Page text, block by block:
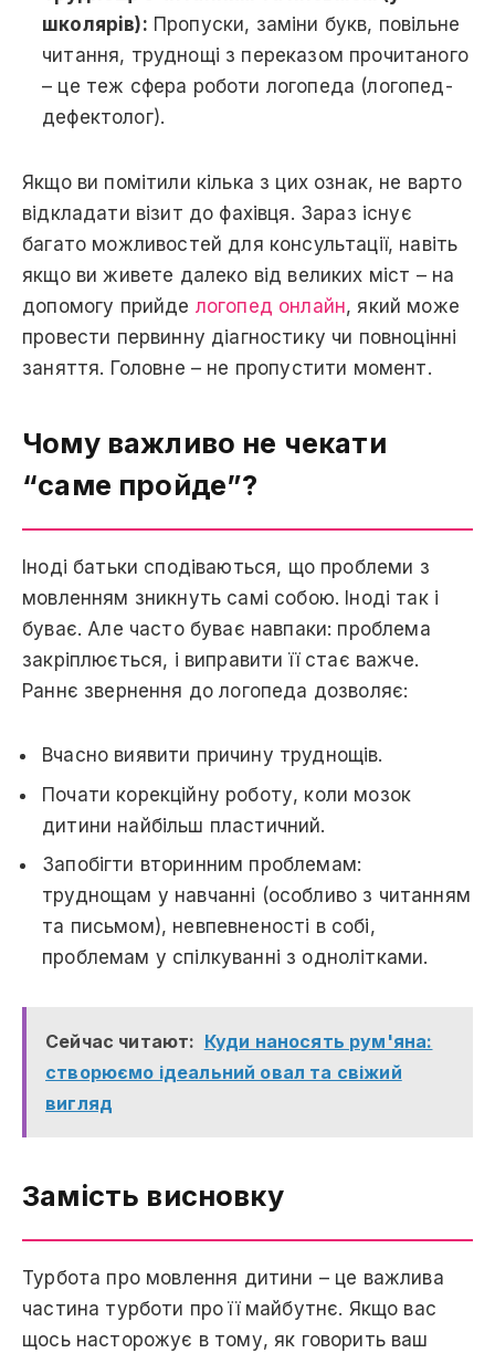
школярів): Пропуски, заміни букв, повільне
читання, труднощі з переказом прочитаного
– це теж сфера роботи логопеда (логопед-
дефектолог).
Якщо ви помітили кілька з цих ознак, не варто
відкладати візит до фахівця. Зараз існує
багато можливостей для консультації, навіть
якщо ви живете далеко від великих міст – на
допомогу прийде логопед онлайн, який може
провести первинну діагностику чи повноцінні
заняття. Головне – не пропустити момент.
Чому важливо не чекати
“саме пройде”?
Іноді батьки сподіваються, що проблеми з
мовленням зникнуть самі собою. Іноді так і
буває. Але часто буває навпаки: проблема
закріплюється, і виправити її стає важче.
Раннє звернення до логопеда дозволяє:
Вчасно виявити причину труднощів.
Почати корекційну роботу, коли мозок
дитини найбільш пластичний.
Запобігти вторинним проблемам:
труднощам у навчанні (особливо з читанням
та письмом), невпевненості в собі,
проблемам у спілкуванні з однолітками.
Сейчас читают: Куди наносять рум'яна:
створюємо ідеальний овал та свіжий
вигляд
Замість висновку
Турбота про мовлення дитини – це важлива
частина турботи про її майбутнє. Якщо вас
щось насторожує в тому, як говорить ваш